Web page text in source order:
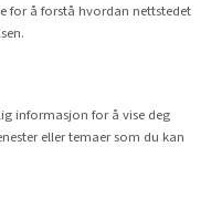
for å forstå hvordan nettstedet
informasjon for å vise deg
eller temaer som du kan